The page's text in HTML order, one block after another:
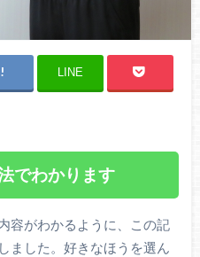
LINE
でわかります
容がわかるように、この記
ました。好きなほうを選ん